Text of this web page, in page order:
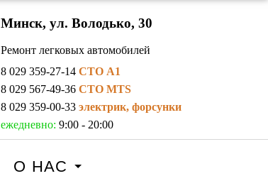
Минск, ул. Володько, 30
Ремонт легковых автомобилей
8 029 359-27-14СТО A1
8 029 567-49-36СТО MTS
8 029 359-00-33электрик, форсунки
ежедневно:9:00 - 20:00
О НАС